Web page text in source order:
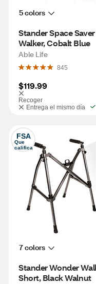
5 colors
Stander Space
Walker, Cobalt Blue
Able Life
845
$119.99
Recoger
Entrega el mismo día
FSA
Que
califica
7 colors
Stander Wonder
Short, Black Walnut